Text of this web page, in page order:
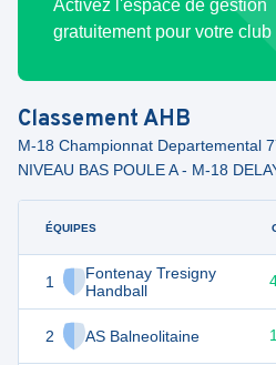
Activez l'espace de gestion
gratuitement pour votre club
ClassementAHB
M-18 Championnat Departemental
NIVEAU BAS POULE A - M-18
ÉQUIPES
1
Fontenay Tresigny
Handball
2 AS Balneolitaine
12
7